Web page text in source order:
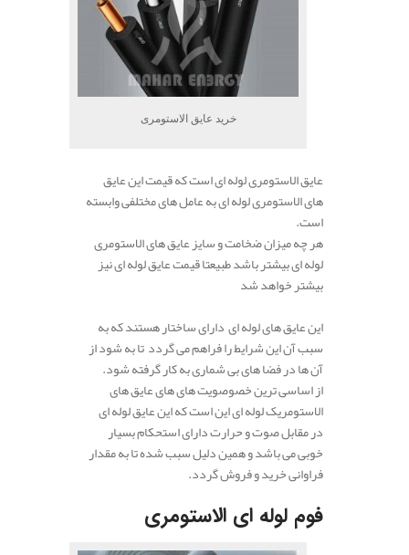
خرید عایق الاستومری
عایق الاستومری لوله ای است که قیمت این عایق
های الاستومری لوله ای به عامل های مختلفی وابسته
است.
هر چه میزان ضخامت و سایز عایق های الاستومری
لوله ای بیشتر باشد طبیعتا قیمت عایق لوله ای نیز
بیشتر خواهد شد
این عایق های لوله ای دارای ساختار هستند که به
سبب آن این شرایط را فراهم می گردد تا به شود از
آن ها در فضا های بی شماری به کار گرفته شود.
از اساسی ترین خصوصویت های های عایق های
الاستومریک لوله ای این است که این عایق لوله ای
در مقابل صوت و حرارت دارای استحکام بسیار
خوبی می باشد و همین دلیل سبب شده تا به مقدار
فراوانی خرید و فروش گردد.
فوم لوله ای الاستومری